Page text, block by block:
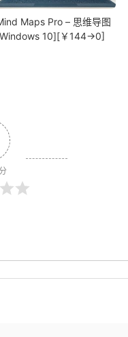
Maps Pro – 思维导图
10][￥144→0]